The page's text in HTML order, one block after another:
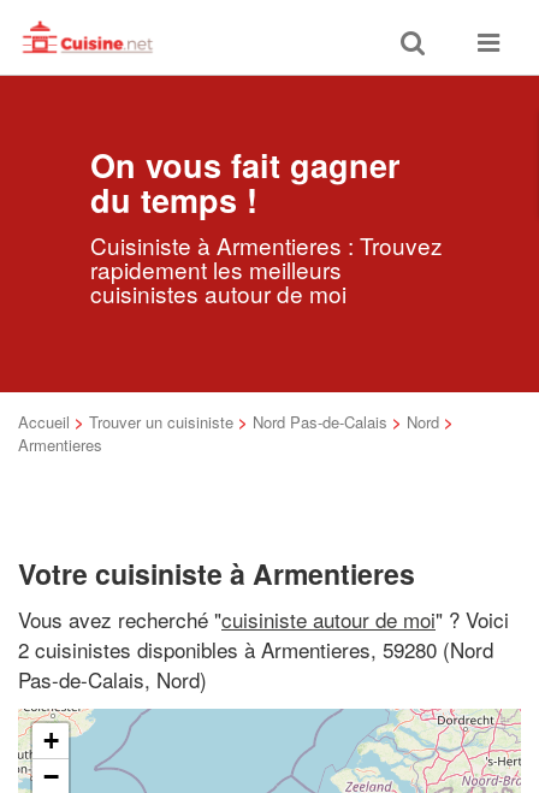
Toggle
search
Toggle
On vous fait gagner
du temps !
Cuisiniste à Armentieres : Trouvez
rapidement les meilleurs
cuisinistes autour de moi
Accueil > Trouver un cuisiniste > Nord Pas-de-Calais > Nord >
Armentieres
Votre cuisiniste à Armentieres
Vous avez recherché "cuisiniste autour de moi" ? Voici
2 cuisinistes disponibles à Armentieres, 59280 (Nord
Pas-de-Calais, Nord)
+
−